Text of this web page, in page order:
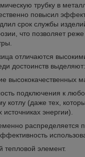
трубку в
повысил
срок службы
что позволяет
отличаются
достоинств выделяют:
высококачественных
подключения к
котлу (даже тех,
энергии).
распределяется
тепловой элемент.